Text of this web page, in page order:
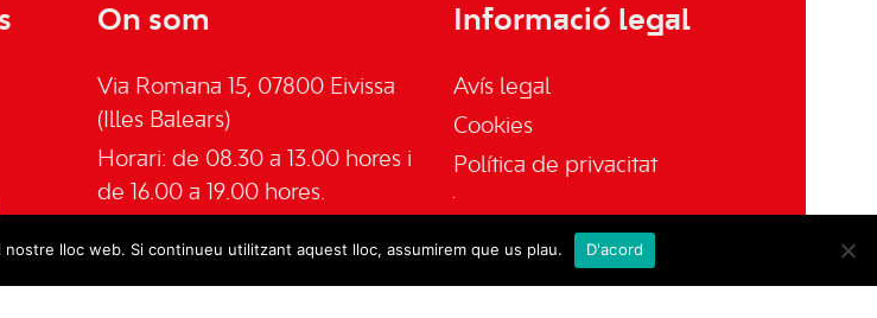
On som
Via Romana 15, 07800 Eivissa
(Illes Balears)
Horari: de 08.30 a 13.00 hores i
de 16.00 a 19.00 hores.
Informació legal
Avís legal
Cookies
Política de privacitat
lloc web. Si continueu utilitzant aquest lloc, assumirem que us plau. D'acord